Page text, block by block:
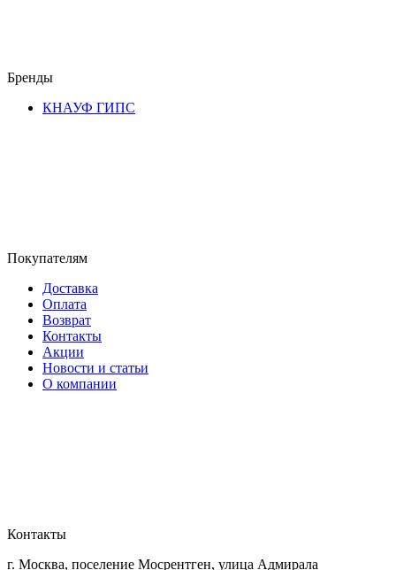
Бренды
КНАУФ ГИПС
Покупателям
Доставка
Оплата
Возврат
Контакты
Акции
Новости и статьи
О компании
Контакты
г. Москва, поселение Мосрентген, улица Адмирала